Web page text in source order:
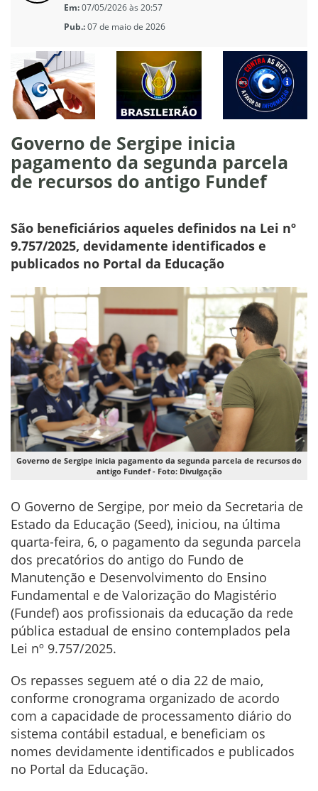
Em:07/05/2026 às 20:57
Pub.:07 de maio de 2026
Governo de Sergipe inicia
pagamento da segunda parcela
de recursos do antigo Fundef
São beneficiários aqueles definidos na Lei nº
9.757/2025, devidamente identificados e
publicados no Portal da Educação
Governo de Sergipe inicia pagamento da segunda parcela de recursos do
antigo Fundef - Foto: Divulgação
O Governo de Sergipe, por meio da Secretaria de
Estado da Educação (Seed), iniciou, na última
quarta-feira, 6, o pagamento da segunda parcela
dos precatórios do antigo do Fundo de
Manutenção e Desenvolvimento do Ensino
Fundamental e de Valorização do Magistério
(Fundef) aos profissionais da educação da rede
pública estadual de ensino contemplados pela
Lei nº 9.757/2025.
Os repasses seguem até o dia 22 de maio,
conforme cronograma organizado de acordo
com a capacidade de processamento diário do
sistema contábil estadual, e beneficiam os
nomes devidamente identificados e publicados
no Portal da Educação.